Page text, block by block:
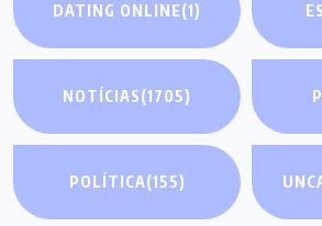
DATING ONLINE(1)
NOTÍCIAS(1705)
POLÍTICA(155)